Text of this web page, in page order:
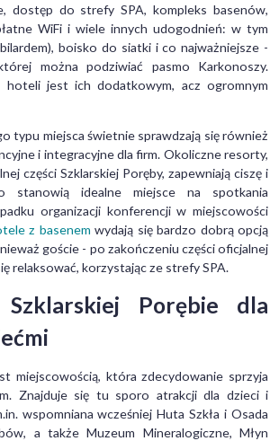
dostęp do strefy SPA, kompleks basenów,
WiFi i wiele innych udogodnień: w tym
boisko do siatki i co najważniejsze -
można podziwiać pasmo Karkonoszy.
hoteli jest ich dodatkowym, acz ogromnym
typu miejsca świetnie sprawdzają się również
i integracyjne dla firm. Okoliczne resorty,
części Szklarskiej Poręby, zapewniają ciszę i
stanowią idealne miejsce na spotkania
organizacji konferencji w miejscowości
z basenem wydają się bardzo dobrą opcją
goście - po zakończeniu części oficjalnej
relaksować, korzystając ze strefy SPA.
Porębie dla
miejscowością, która zdecydowanie sprzyja
Znajduje się tu sporo atrakcji dla dzieci i
wspomniana wcześniej Huta Szkła i Osada
a także Muzeum Mineralogiczne, Młyn